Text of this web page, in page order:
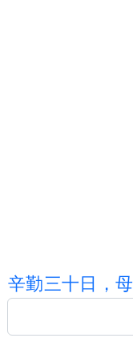
辛勤三十日 ， 母